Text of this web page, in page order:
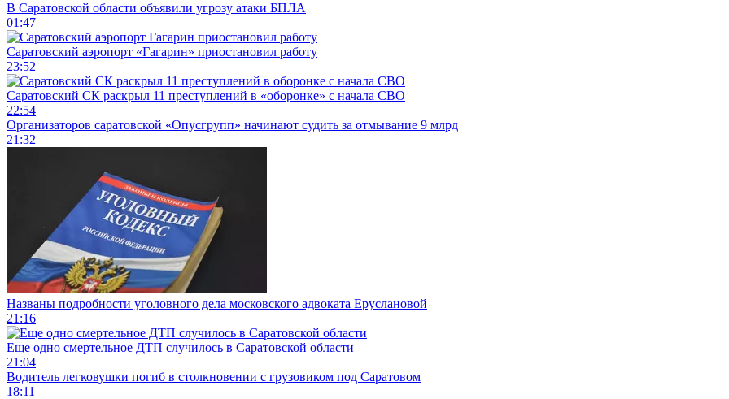
В Саратовской области объявили угрозу атаки БПЛА
01:47
Саратовский аэропорт «Гагарин» приостановил работу
23:52
Саратовский СК раскрыл 11 преступлений в «оборонке» с начала СВО
22:54
Организаторов саратовской «Опусгрупп» начинают судить за отмывание 9 млрд
21:32
Названы подробности уголовного дела московского адвоката Еруслановой
21:16
Еще одно смертельное ДТП случилось в Саратовской области
21:04
Водитель легковушки погиб в столкновении с грузовиком под Саратовом
18:11